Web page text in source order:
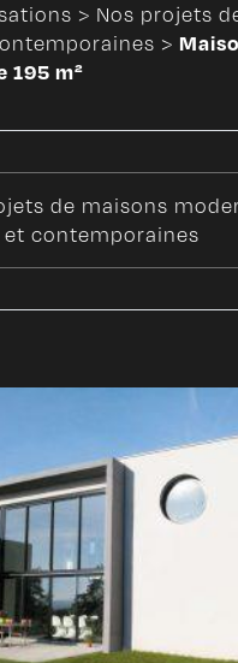
> Nos projets
>
195 m²
de maisons
et contemporaines